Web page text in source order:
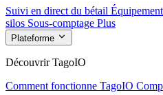
Suivi en direct du bétail
silos Sous-comptage Plus
Plateforme
Découvrir TagoIO
Comment fonctionne TagoIO